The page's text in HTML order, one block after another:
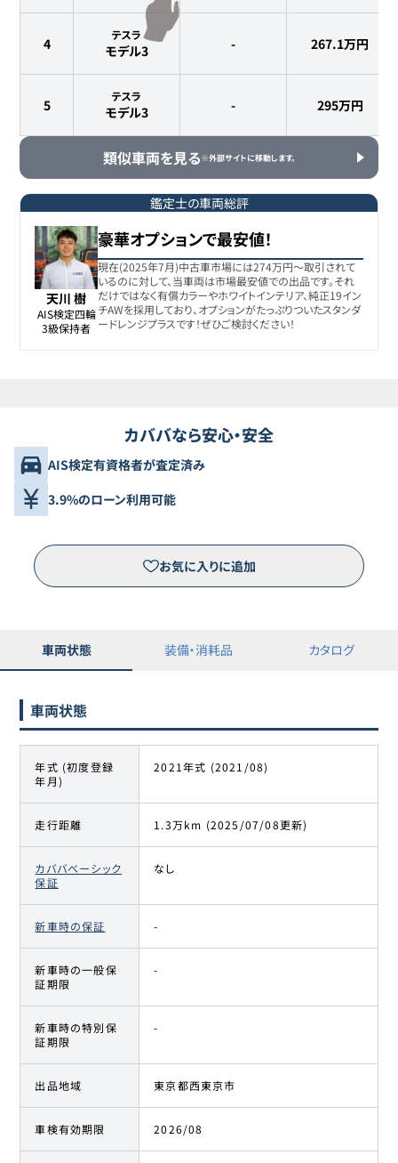
4
テスラ
モデル3 - 267.1万円
5
テスラ
モデル3 - 295万円
類似車両を見る※外部サイトに移動します。
鑑定士の車両総評
天川 樹
AIS検定四輪
3級保持者
豪華オプションで最安値！
現在(2025年7月)中古車市場には274万円〜取引されて
いるのに対して、当車両は市場最安値での出品です。それ
だけではなく有償カラーやホワイトインテリア、純正19イン
チAWを採用しており、オプションがたっぷりついたスタンダ
ードレンジプラスです！ぜひご検討ください！
カババなら安心・安全
AIS検定有資格者が査定済み
3.9%のローン利用可能
お気に入りに追加
車両状態 装備・消耗品 カタログ
車両状態
年式 (初度登録
年月)
2021年式 (2021/08)
走行距離 1.3万km (2025/07/08更新)
カババベーシック
保証
なし
新車時の保証 -
新車時の一般保
証期限
-
新車時の特別保
証期限
-
出品地域 東京都西東京市
車検有効期限 2026/08